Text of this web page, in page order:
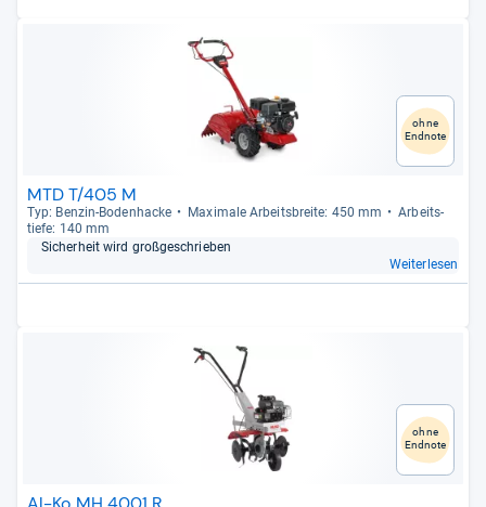
ohne
Endnote
MTD T/405 M
Typ: Ben­zin-​Boden­ha­cke Maxi­male Arbeits­breite: 450 mm
Arbeit­s­
tiefe: 140 mm
Sicher­heit wird groß­ge­schrie­ben
Weiterlesen
ohne
Endnote